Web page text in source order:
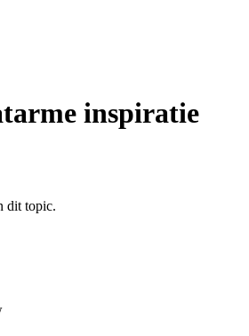
inspiratie
dit topic.